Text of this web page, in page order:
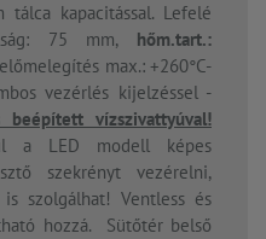
tálca kapacitással. Lefelé
75 mm, hőm.tart.:
max.: +260°C-
vezérlés kijelzéssel -
beépített vízszivattyúval!
a LED modell képes
szekrényt vezérelni,
szolgálhat! Ventless és
hozzá. Sütőtér belső